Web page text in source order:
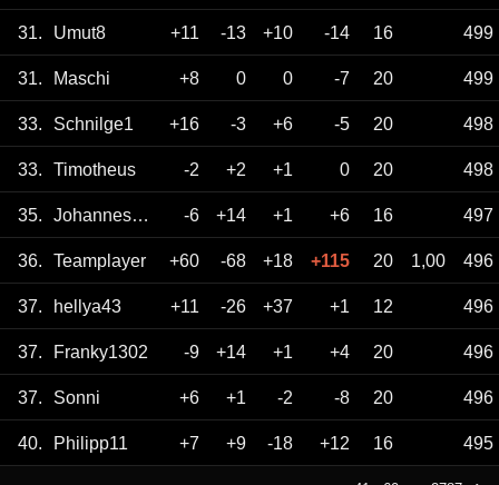
31. Umut8 +11 -13 +10 -14 16 499
31. Maschi +8 0 0 -7 20 499
33. Schnilge1 +16 -3 +6 -5 20 498
33. Timotheus -2 +2 +1 0 20 498
35. Johannes294 -6 +14 +1 +6 16 497
36. Teamplayer +60 -68 +18 +115 20 1,00 496
37. hellya43 +11 -26 +37 +1 12 496
37. Franky1302 -9 +14 +1 +4 20 496
37. Sonni +6 +1 -2 -8 20 496
40. Philipp11 +7 +9 -18 +12 16 495